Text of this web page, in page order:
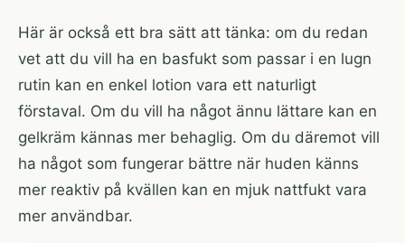
Här är också ett bra sätt att tänka: om du redan
vet att du vill ha en basfukt som passar i en lugn
rutin kan en enkel lotion vara ett naturligt
förstaval. Om du vill ha något ännu lättare kan en
gelkräm kännas mer behaglig. Om du däremot vill
ha något som fungerar bättre när huden känns
mer reaktiv på kvällen kan en mjuk nattfukt vara
mer användbar.